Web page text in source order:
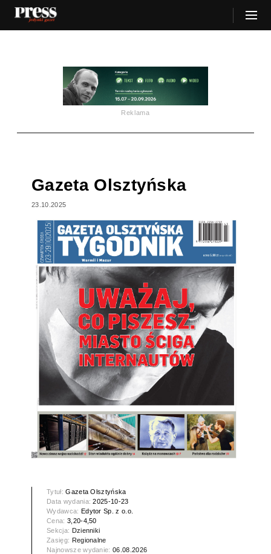
Reklama
Gazeta Olsztyńska
23.10.2025
Tytuł:Gazeta Olsztyńska
Data wydania:2025-10-23
Wydawca: Edytor Sp. z o.o.
Cena: 3,20-4,50
Sekcja: Dzienniki
Zasięg: Regionalne
Najnowsze wydanie:06.08.2026